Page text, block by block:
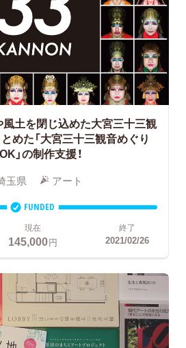
風土を閉じ込めた大宮三十三観
めた「大宮三十三観音めぐり
」の制作支援！
玉県 アート
FUNDED
現在
145,000円
終了
2021/02/26